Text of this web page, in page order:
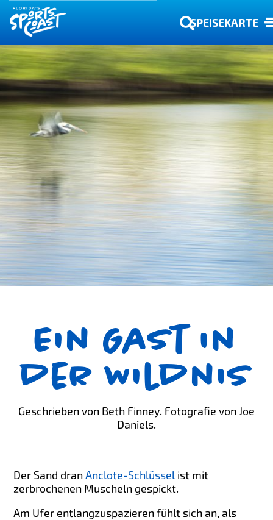
SPEISEKARTE
Ein Gast in
der Wildnis
Geschrieben von Beth Finney. Fotografie von Joe
Daniels.
Der Sand dranAnclote-Schlüssel ist mit
zerbrochenen Muscheln gespickt.
Am Ufer entlangzuspazieren fühlt sich an, als